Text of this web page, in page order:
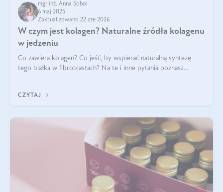
mgr inż. Anna Sobol
6 maj 2025
Zaktualizowano 22 cze 2026
W czym jest kolagen? Naturalne źródła kolagenu
w jedzeniu
Co zawiera kolagen? Co jeść, by wspierać naturalną syntezę
tego białka w fibroblastach? Na te i inne pytania poznasz
CZYTAJ